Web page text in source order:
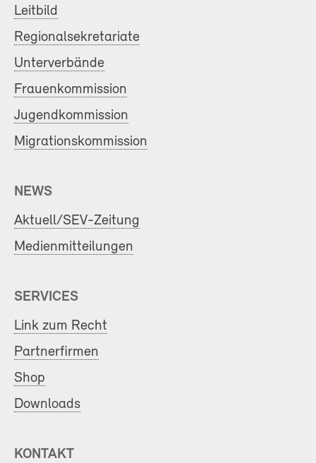
Leitbild
Regionalsekretariate
Unterverbände
Frauenkommission
Jugendkommission
Migrationskommission
NEWS
Aktuell/SEV-Zeitung
Medienmitteilungen
SERVICES
Link zum Recht
Partnerfirmen
Shop
Downloads
KONTAKT